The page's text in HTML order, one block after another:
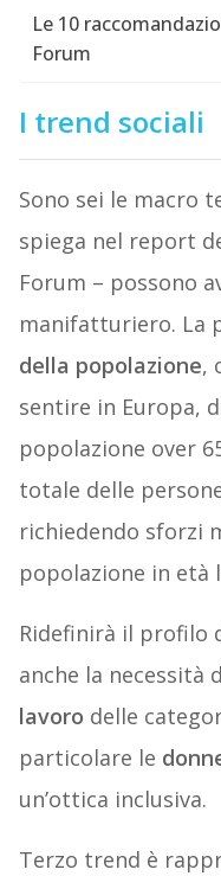
Le 10
Forum
I trend sociali
Sono sei le macro
spiega nel report
Forum – possono
manifatturiero. La
della popolazione,
sentire in Europa,
popolazione over
totale delle
richiedendo sforzi
popolazione in età
Ridefinirà il
anche la necessità
lavoro delle
particolare le
un’ottica inclusiva.
Terzo trend è